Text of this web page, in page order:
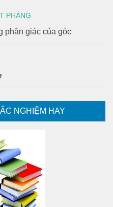
PHẲNG
phân giác của góc
NGHIỆM HAY